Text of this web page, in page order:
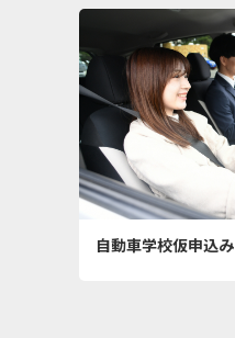
自動車学校仮申込み